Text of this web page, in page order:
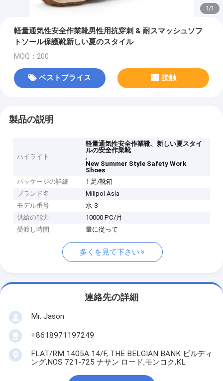
1/1
軽量通気性安全作業靴男性用抗穿刺 & 耐スマッシュソフ
トソール保護靴新しい夏のスタイル
MOQ：200
ベストプライス 接触
製品の説明
ハイライト
軽量通気性安全作業靴、新しい夏スタイ
ルの安全作業靴
,
New Summer Style Safety Work
Shoes
パッケージの詳細
1 足/靴箱
ブランド名
Milipol Asia
モデル番号
水-3
供給の能力
10000 PC/月
受渡し時間
量に従って
多くを見て下さい
連絡先の詳細
Mr. Jason
+8618971197249
FLAT/RM 1405A 14/F, THE BELGIAN BANK ビルディ
ング,NOS 721-725 ナサン ロード,モンコク,KL